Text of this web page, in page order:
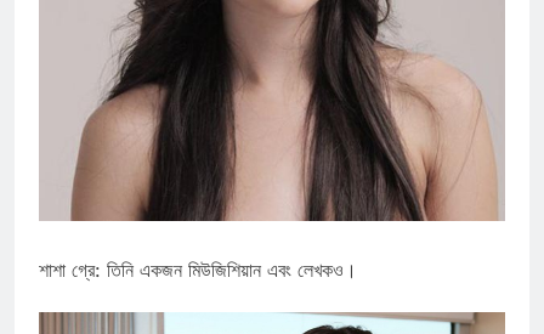
শাশা গ্রে: তিনি একজন মিউজিশিয়ান এবং লেখকও।